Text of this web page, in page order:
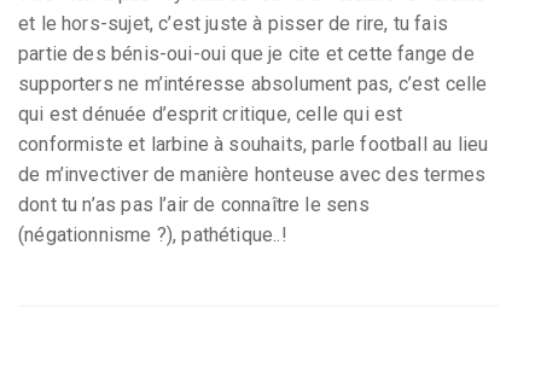
et le hors-sujet, c’est juste à pisser de rire, tu fais
partie des bénis-oui-oui que je cite et cette fange de
supporters ne m’intéresse absolument pas, c’est celle
qui est dénuée d’esprit critique, celle qui est
conformiste et larbine à souhaits, parle football au lieu
de m’invectiver de manière honteuse avec des termes
dont tu n’as pas l’air de connaître le sens
(négationnisme ?), pathétique..!